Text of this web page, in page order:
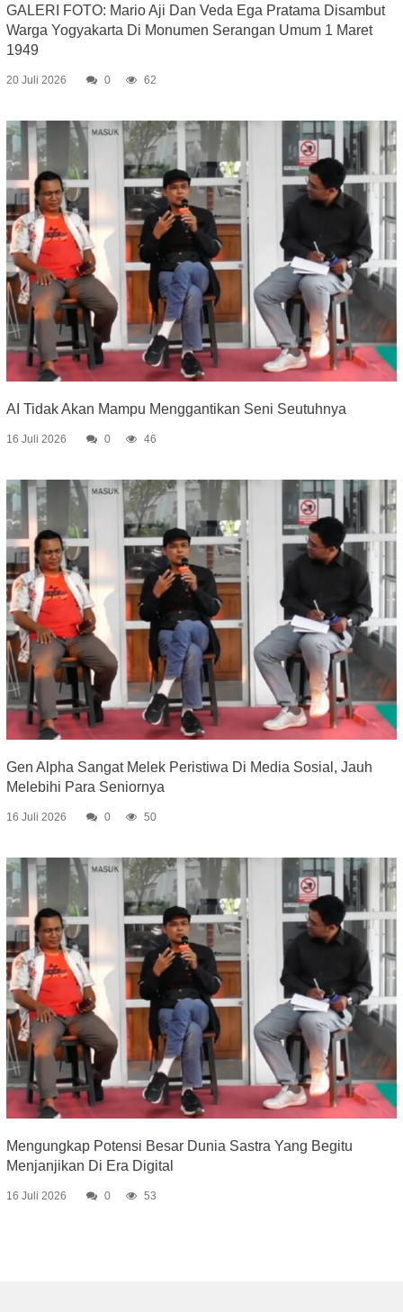
GALERI FOTO: Mario Aji Dan Veda Ega Pratama Disambut
Warga Yogyakarta Di Monumen Serangan Umum 1 Maret
1949
20 Juli 2026 0 62
AI Tidak Akan Mampu Menggantikan Seni Seutuhnya
16 Juli 2026 0 46
Gen Alpha Sangat Melek Peristiwa Di Media Sosial, Jauh
Melebihi Para Seniornya
16 Juli 2026 0 50
Mengungkap Potensi Besar Dunia Sastra Yang Begitu
Menjanjikan Di Era Digital
16 Juli 2026 0 53